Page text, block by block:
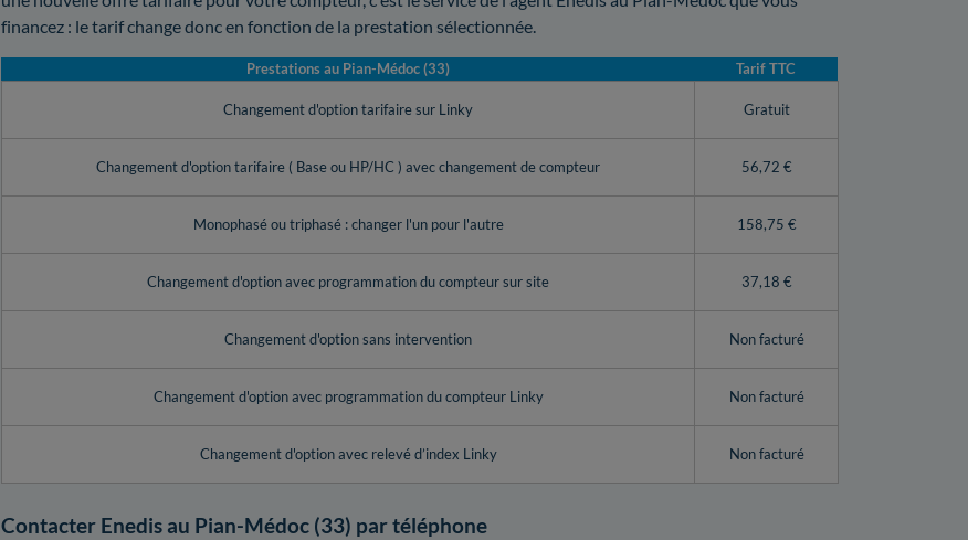
financez : le tarif change donc en fonction de la prestation sélectionnée.
Prestations au Pian-Médoc (33) Tarif TTC
Changement d'option tarifaire sur Linky Gratuit
Changement d'option tarifaire ( Base ou HP/HC ) avec changement de compteur 56,72 €
Monophasé ou triphasé : changer l'un pour l'autre 158,75 €
Changement d'option avec programmation du compteur sur site 37,18 €
Changement d'option sans intervention Non facturé
Changement d'option avec programmation du compteur Linky Non facturé
Changement d'option avec relevé d’index Linky Non facturé
Contacter Enedis au Pian-Médoc (33) par téléphone